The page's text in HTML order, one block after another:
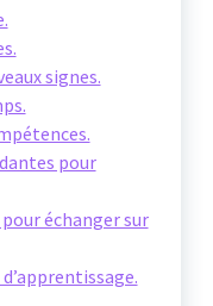
signes.
pour
échanger sur